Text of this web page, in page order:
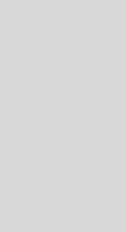
بازده انجام
این ویژگی باعث
ورزشی این
به تناسب